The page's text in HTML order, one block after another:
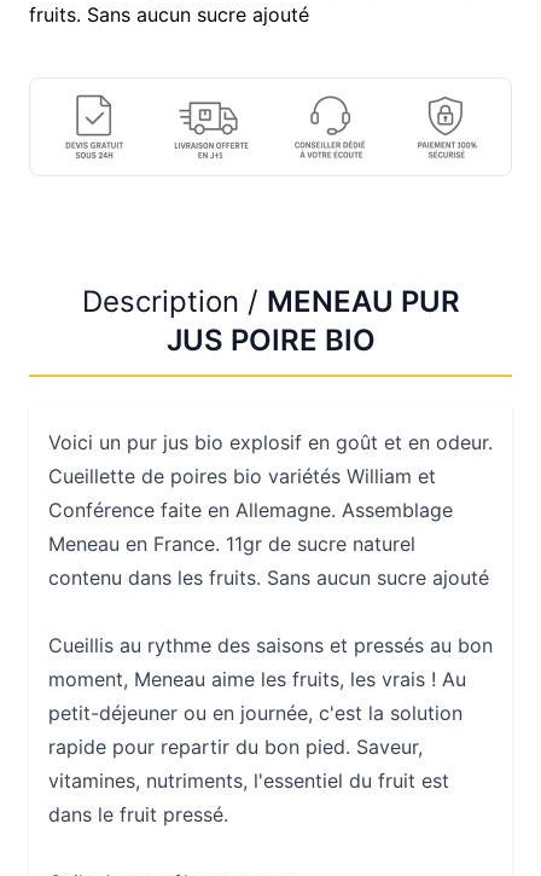
fruits. Sans aucun sucre ajouté
Description / MENEAU PUR
JUS POIRE BIO
Voici un pur jus bio explosif en goût et en odeur.
Cueillette de poires bio variétés William et
Conférence faite en Allemagne. Assemblage
Meneau en France. 11gr de sucre naturel
contenu dans les fruits. Sans aucun sucre ajouté
Cueillis au rythme des saisons et pressés au bon
moment, Meneau aime les fruits, les vrais ! Au
petit-déjeuner ou en journée, c'est la solution
rapide pour repartir du bon pied. Saveur,
vitamines, nutriments, l'essentiel du fruit est
dans le fruit pressé.